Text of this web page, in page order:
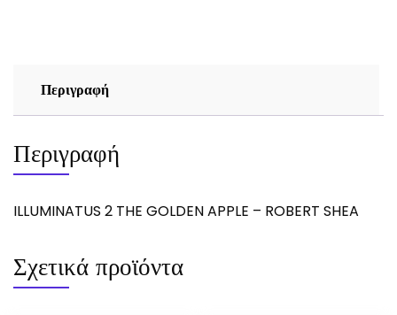
Περιγραφή
Περιγραφή
ILLUMINATUS 2 THE GOLDEN APPLE – ROBERT SHEA
Σχετικά προϊόντα